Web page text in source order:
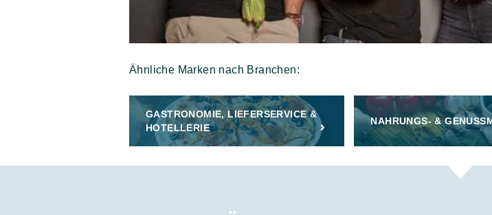
Ähnliche Marken nach Branchen:
GASTRONOMIE, LIEFERSERVICE &
HOTELLERIE
NAHRUNGS- &